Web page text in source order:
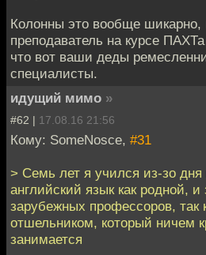
Колонны это вообще
преподаватель на курсе
что вот ваши деды
специалисты.
идущий мимо »
#62 | 17.08.16 21:56
Кому: SomeNosce, #31
> Семь лет я учился из-зо
английский язык как родной, и
зарубежных профессоров, так
отшельником, который ничем
занимается